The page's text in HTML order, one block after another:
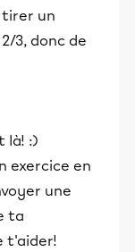
tirer un
3, donc de
là! :)
exercice en
une
ta
t'aider!